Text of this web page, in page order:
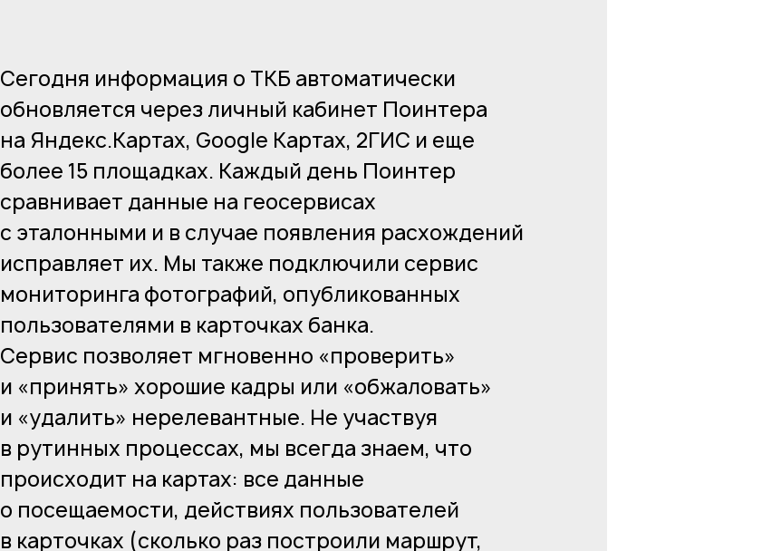
Сегодня информация о ТКБ автоматически
обновляется через личный кабинет Поинтера
на Яндекс.Картах, Google Картах, 2ГИС и еще
более 15 площадках. Каждый день Поинтер
сравнивает данные на геосервисах
с эталонными и в случае появления расхождений
исправляет их. Мы также подключили сервис
мониторинга фотографий, опубликованных
пользователями в карточках банка.
Сервис позволяет мгновенно «проверить»
и «принять» хорошие кадры или «обжаловать»
и «удалить» нерелевантные. Не участвуя
в рутинных процессах, мы всегда знаем, что
происходит на картах: все данные
о посещаемости, действиях пользователей
в карточках (сколько раз построили маршрут,